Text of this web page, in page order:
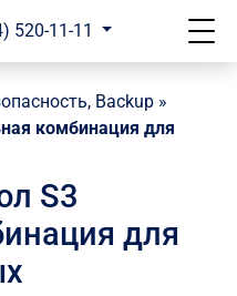
520-11-11
Backup »
комбинация для
S3
для